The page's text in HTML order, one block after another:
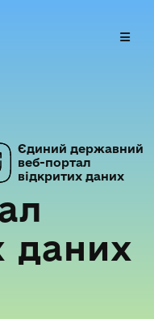
Єдиний державний
веб-портал
відкритих даних
даних